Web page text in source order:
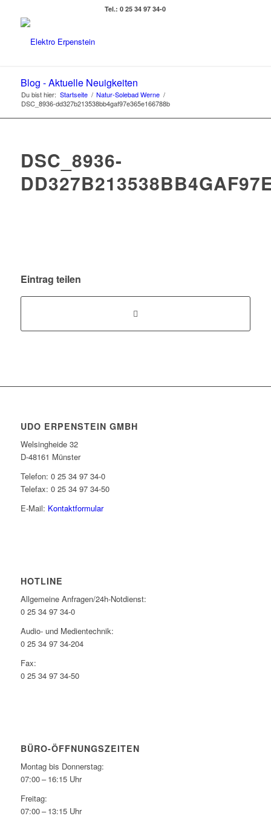
Tel.: 0 25 34 97 34-0
Blog - Aktuelle Neuigkeiten
Du bist hier: Startseite / Natur-Solebad Werne /
DSC_8936-dd327b213538bb4gaf97e365e166788b
DSC_8936-
Eintrag teilen
UDO ERPENSTEIN GMBH
Welsingheide 32
D-48161 Münster
Telefon: 0 25 34 97 34-0
Telefax: 0 25 34 97 34-50
E-Mail: Kontaktformular
HOTLINE
Allgemeine Anfragen/24h-Notdienst:
0 25 34 97 34-0
Audio- und Medientechnik:
0 25 34 97 34-204
Fax:
0 25 34 97 34-50
BÜRO-ÖFFNUNGSZEITEN
Montag bis Donnerstag:
07:00 – 16:15 Uhr
Freitag:
07:00 – 13:15 Uhr